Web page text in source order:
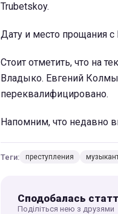
Trubetskoy.
Дату и место прощания
Стоит отметить, что на
Владыко. Евгений
переквалифицировано.
Напомним, что недавно
Теги: преступления
Сподобалась
Поділіться нею з друзями